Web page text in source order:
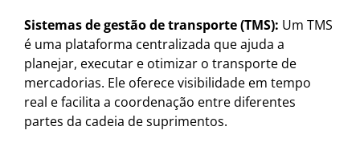
Sistemas de gestão de transporte (TMS): Um TMS
é uma plataforma centralizada que ajuda a
planejar, executar e otimizar o transporte de
mercadorias. Ele oferece visibilidade em tempo
real e facilita a coordenação entre diferentes
partes da cadeia de suprimentos.